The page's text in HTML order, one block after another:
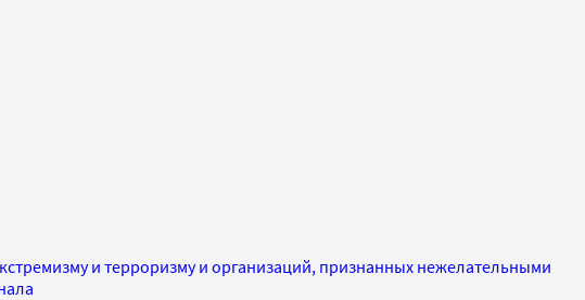
и терроризму и организаций, признанных нежелательными